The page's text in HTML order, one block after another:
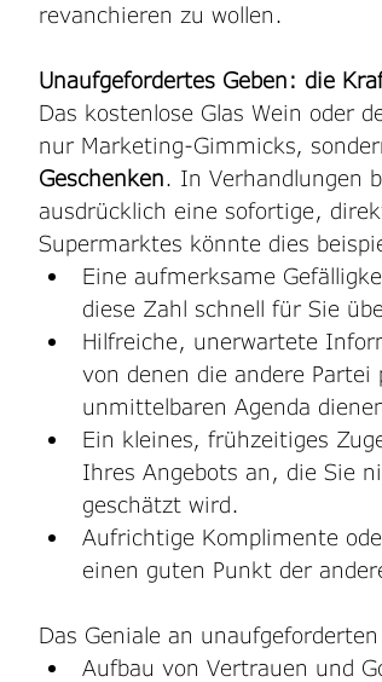
revanchieren zu wollen.
Unaufgefordertes Geben: die
Das kostenlose Glas Wein oder
nur Marketing-Gimmicks,
Geschenken. In Verhandlungen
ausdrücklich eine sofortige,
Supermarktes könnte dies
Eine aufmerksame
diese Zahl schnell für Sie
Hilfreiche, unerwartete
von denen die andere
unmittelbaren Agenda
Ein kleines, frühzeitiges
Ihres Angebots an, die Sie
geschätzt wird.
Aufrichtige Komplimente
einen guten Punkt der
Das Geniale an
Aufbau von Vertrauen und